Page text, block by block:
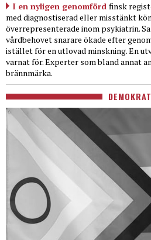
I en nyligen genomförd finsk
med diagnostiserad eller misstänkt
överrepresenterade inom psykiatrin.
vårdbehovet snarare ökade efter
istället för en utlovad minskning. En
varnat för. Experter som bland annat
brännmärka.